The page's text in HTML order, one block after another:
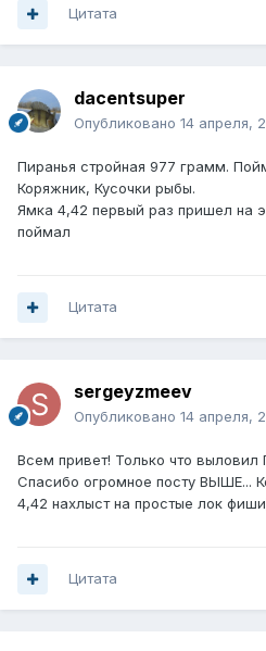
Цитата
dacentsuper
Опубликовано 14 апреля,
Пиранья стройная 977 грамм.
Коряжник, Кусочки рыбы.
Ямка 4,42 первый раз пришел на
поймал
Цитата
sergeyzmeev
Опубликовано 14 апреля,
Всем привет! Только что
Спасибо огромное посту ВЫШЕ...
4,42 нахлыст на простые лок
Цитата